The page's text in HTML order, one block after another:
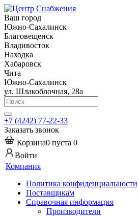
Ваш город
Южно-Сахалинск
Благовещенск
Владивосток
Находка
Хабаровск
Чита
Южно-Сахалинск
ул. Шлакоблочная, 28а
+7 (4242) 77-22-33
Заказать звонок
Корзина0 пуста 0
Войти
Компания
Политика конфиденциальности
Поставщикам
Справочная информация
Производители